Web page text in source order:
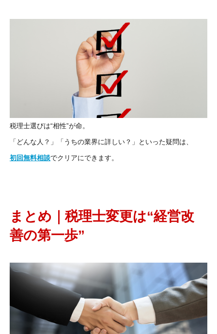
税理士選びは“相性”が命。
「どんな人？」「うちの業界に詳しい？」といった疑問は、
初回無料相談でクリアにできます。
まとめ｜税理士変更は“経営改
善の第一歩”